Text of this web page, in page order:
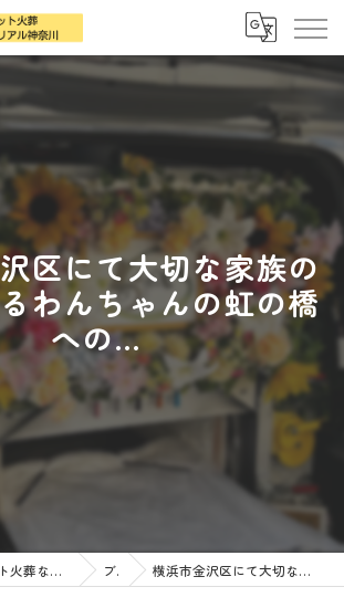
区にて大切な家族の
わんちゃんの虹の橋
への...
横須賀市のペット火葬なら訪問ペット火葬 ペットメモリアル神奈川 ブログ 横浜市金沢区にて大切な家族の一員であるわんちゃんの虹の橋への...